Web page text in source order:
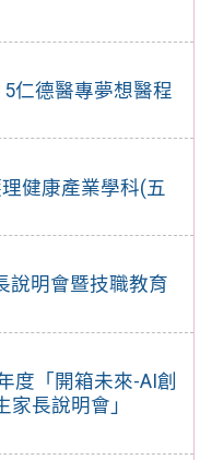
仁德醫專夢想醫程
健康產業學科(五
說明會暨技職教育
度「開箱未來-AI創
長說明會」